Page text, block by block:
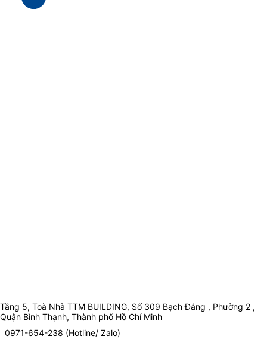
Tầng 5, Toà Nhà TTM BUILDING, Số 309 Bạch Đằng , Phường 2 ,
Quận Bình Thạnh, Thành phố Hồ Chí Minh
0971-654-238 (Hotline/ Zalo)